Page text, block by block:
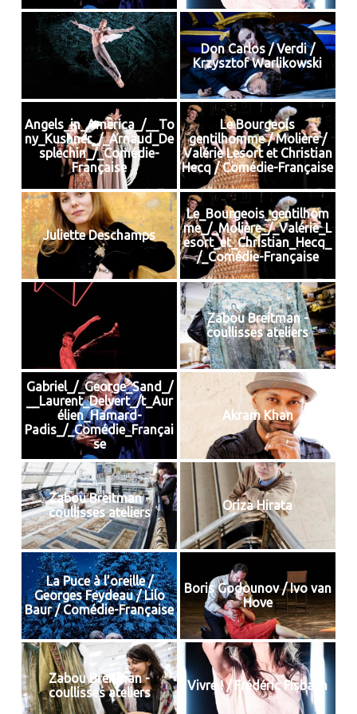
Don Carlos / Verdi /
Krzysztof Warlikowski
Angels_in_America_/__To
ny_Kushner_/_Arnaud_De
splechin_/_Comédie-
Française
Le Bourgeois
gentilhomme / Molière /
Valérie Lesort et Christian
Hecq / Comédie-Française
Juliette Deschamps
Le_Bourgeois_gentilhom
me_/_Molière_/_Valérie_L
esort_et_Christian_Hecq_
/_Comédie-Française
Zabou Breitman -
coullisses ateliers
Gabriel_/_George_Sand_/
__Laurent_Delvert_/t_Aur
élien_Hamard-
Padis_/_Comédie_Françai
se
Akram Khan
Zabou Breitman -
coullisses ateliers
Oriza Hirata
La Puce à l'oreille /
Georges Feydeau / Lilo
Baur / Comédie-Française
Boris Godounov / Ivo van
Hove
Zabou Breitman -
coullisses ateliers
Vivre ! / Frédéric Fisbach